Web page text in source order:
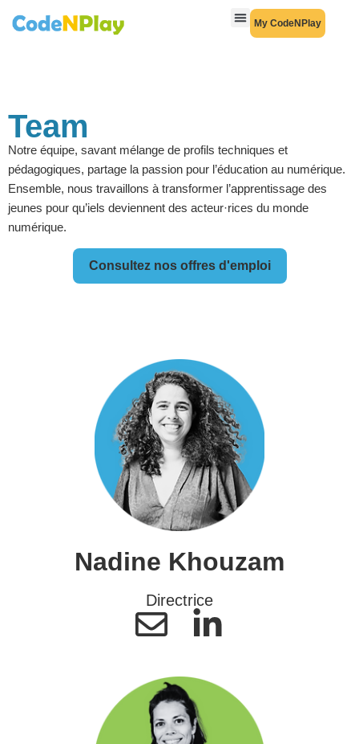
My CodeNPlay
Team
Notre équipe, savant mélange de profils techniques et
pédagogiques, partage la passion pour l’éducation au numérique.
Ensemble, nous travaillons à transformer l’apprentissage des
jeunes pour qu’iels deviennent des acteur·rices du monde
numérique.
Consultez nos offres d'emploi
Nadine Khouzam
Directrice